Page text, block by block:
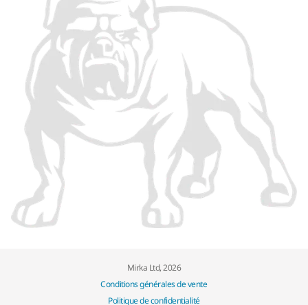
Mirka Ltd, 2026
Conditions générales de vente
Politique de confidentialité